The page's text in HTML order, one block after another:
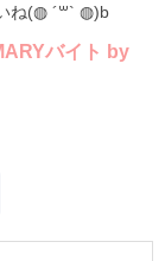
ね(◍ ´꒳` ◍)b
バイト by